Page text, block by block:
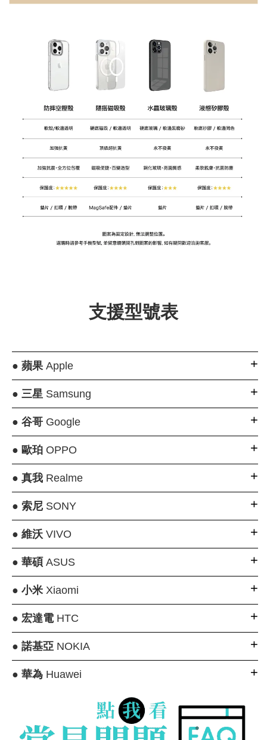
支援型號表
● 蘋果Apple
● 三星Samsung
● 谷哥Google
● 歐珀OPPO
● 真我Realme
● 索尼SONY
● 維沃VIVO
● 華碩 ASUS
● 小米Xiaomi
● 宏達電HTC
● 諾基亞NOKIA
● 華為Huawei